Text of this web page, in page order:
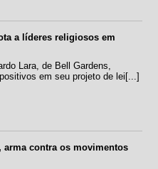
a líderes religiosos em
Lara, de Bell Gardens,
em seu projeto de lei[...]
arma contra os movimentos